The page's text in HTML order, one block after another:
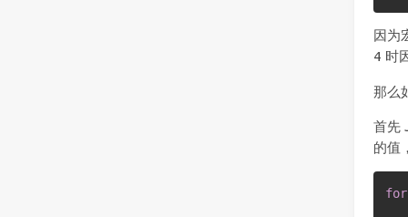
因为
4 时
那么
首先
的值
for